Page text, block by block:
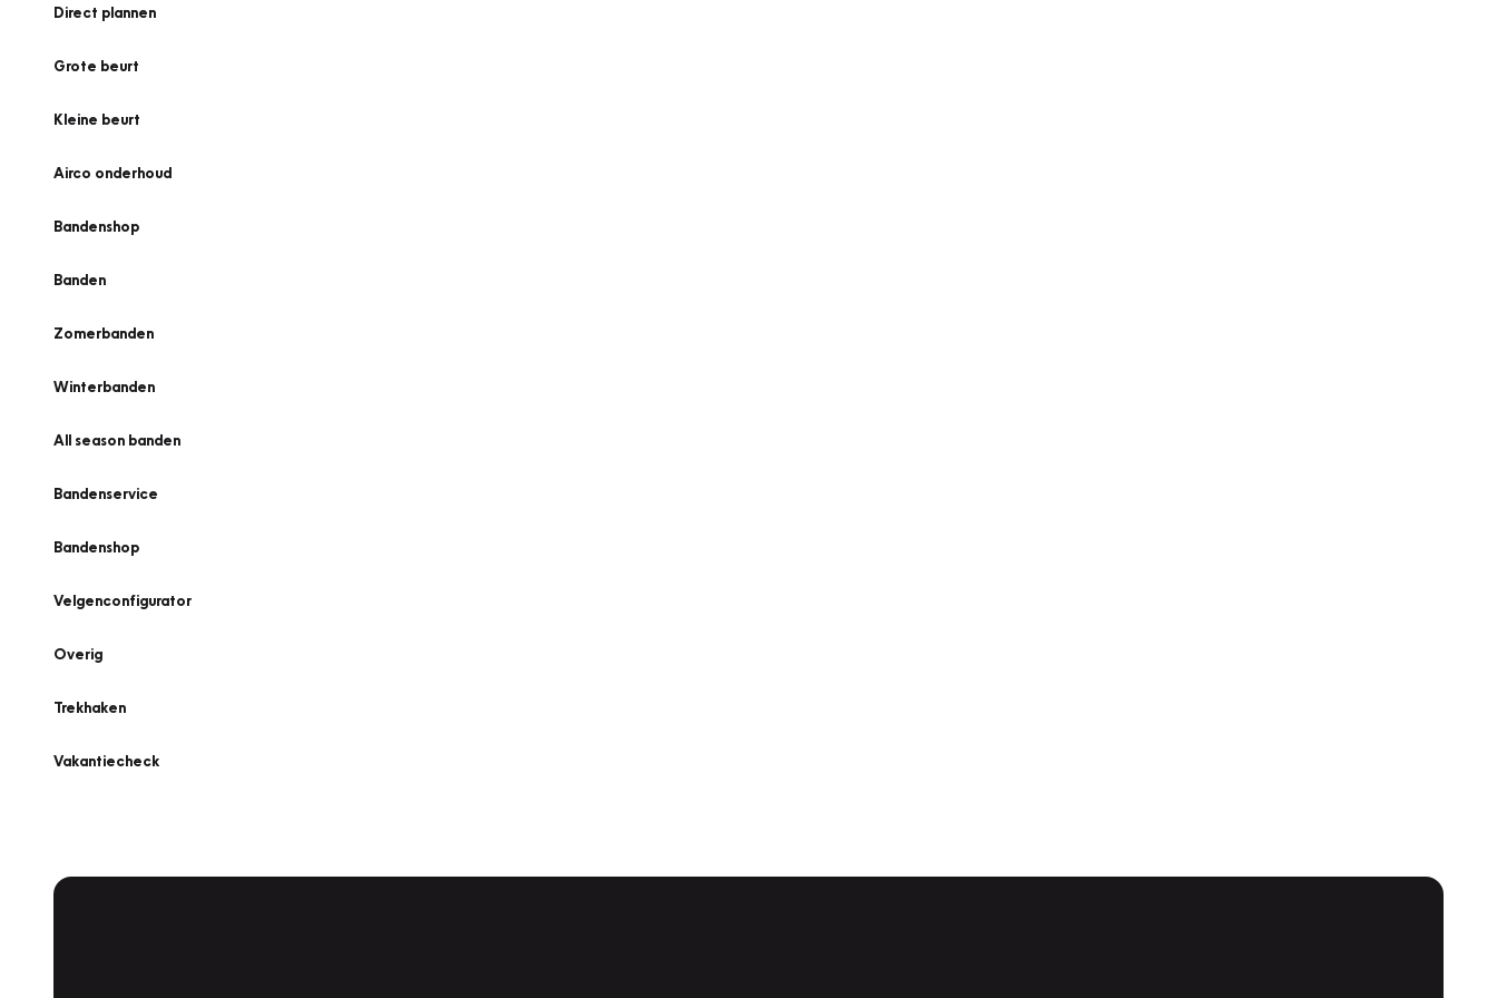
Direct plannen
Grote beurt
Kleine beurt
Airco onderhoud
Bandenshop
Banden
Zomerbanden
Winterbanden
All season banden
Bandenservice
Bandenshop
Velgenconfigurator
Overig
Trekhaken
Vakantiecheck